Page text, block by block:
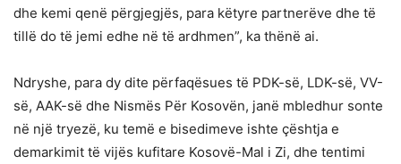
dhe kemi qenë përgjegjës, para këtyre partnerëve dhe të
tillë do të jemi edhe në të ardhmen”, ka thënë ai.
Ndryshe, para dy dite përfaqësues të PDK-së, LDK-së, VV-
së, AAK-së dhe Nismës Për Kosovën, janë mbledhur sonte
në një tryezë, ku temë e bisedimeve ishte çështja e
demarkimit të vijës kufitare Kosovë-Mal i Zi, dhe tentimi